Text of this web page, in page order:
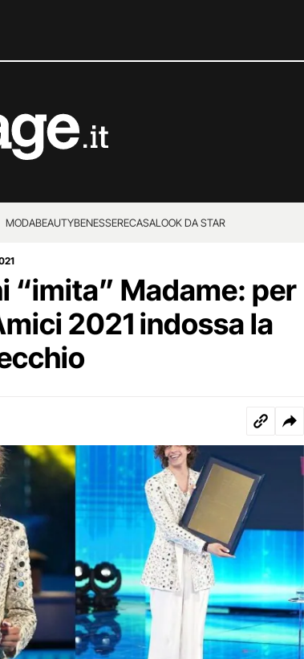
MODABEAUTYBENESSERECASALOOK DA STAR
“imita” Madame: per
2021 indossa la